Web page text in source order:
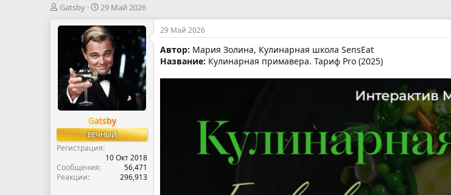
А
т
м
ы
Gatsby
Д
т
а
н
а
ч
а
л
29 Май 2026
Gatsby
ВЕЧНЫЙ
Регистрация
10 Окт 2018
Сообщения
56,471
Реакции
296,913
29 Май 2026
Автор: Мария Золина, Кулинарная школа SensEat
Название: Кулинарная примавера. Тариф Pro (2025)